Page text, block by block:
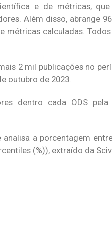
e de métricas,
Além disso, abrange
métricas calculadas.
2 mil publicações no
outubro de 2023.
dentro cada ODS
a porcentagem
(%)), extraído da